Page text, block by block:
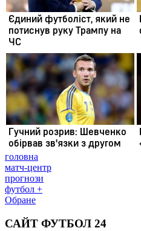
головна
матч-центр
прогнози
футбол +
Обране
САЙТ ФУТБОЛ 24